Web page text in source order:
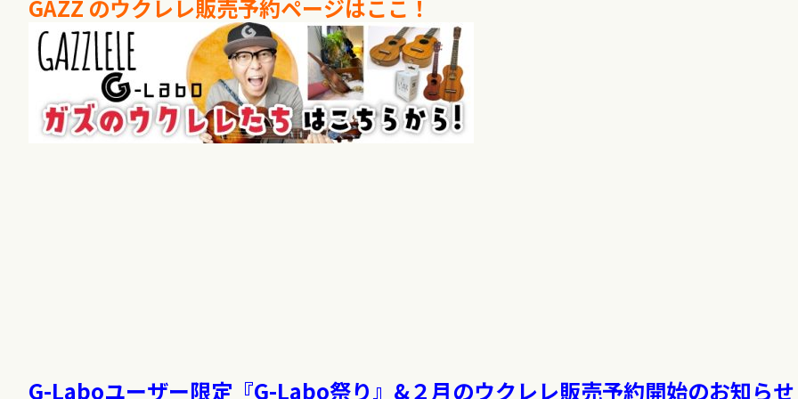
GAZZ のウクレレ販売予約ページはここ！
G-Laboユーザー限定『G-Labo祭り』&２月のウクレレ販売予約開始のお知ら